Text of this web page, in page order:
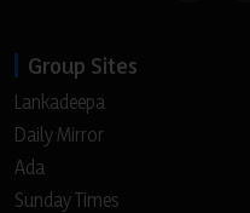
Group Sites
Lankadeepa
Daily Mirror
Ada
Sunday Times